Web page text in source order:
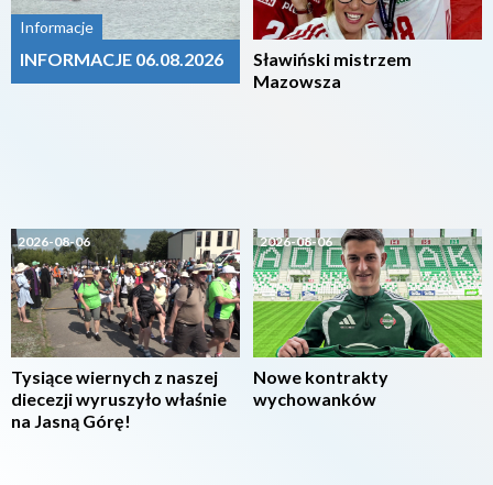
Informacje
INFORMACJE 06.08.2026
2026-08-06
Tysiące wiernych z naszej
diecezji wyruszyło właśnie
na Jasną Górę!
Sławiński mistrzem
Mazowsza
2026-08-06
Nowe kontrakty
wychowanków